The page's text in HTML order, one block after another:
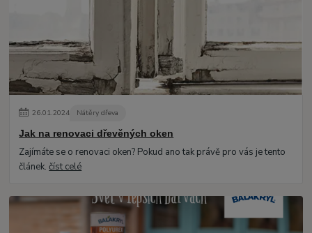
26.01.2024 Nátěry dřeva
Jak na renovaci dřevěných oken
Zajímáte se o renovaci oken? Pokud ano tak právě pro vás je tento
článek.číst celé